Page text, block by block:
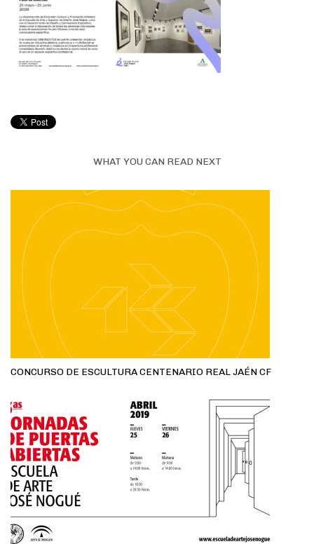
WHAT YOU CAN READ NEXT
CONCURSO DE ESCULTURA CENTENARIO REAL JAÉN CF